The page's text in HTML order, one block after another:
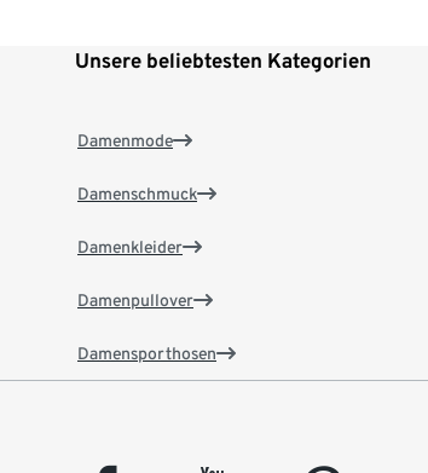
Unsere beliebtesten Kategorien
Damenmode
Damenschmuck
Damenkleider
Damenpullover
Damensporthosen